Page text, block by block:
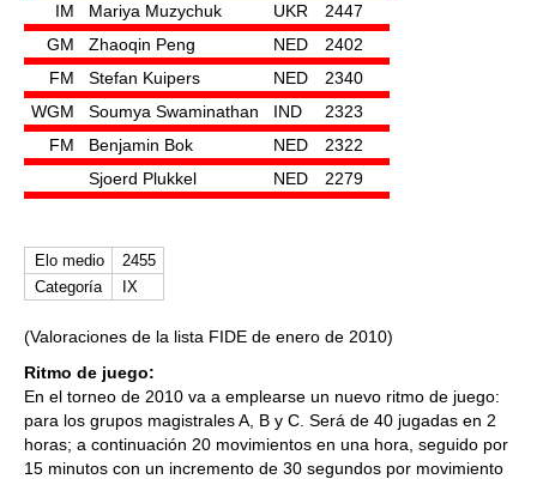
IM
Mariya Muzychuk UKR
2447
GM
Zhaoqin Peng NED
2402
FM
Stefan Kuipers NED
2340
WGM
Soumya Swaminathan IND
2323
FM
Benjamin Bok NED
2322
Sjoerd Plukkel
NED 2279
Elo medio
2455
Categoría
IX
(Valoraciones de la lista FIDE de enero de 2010)
Ritmo de juego:
En el torneo de 2010 va a emplearse un nuevo ritmo de juego:
para los grupos magistrales A, B y C. Será de 40 jugadas en 2
horas; a continuación 20 movimientos en una hora, seguido por
15 minutos con un incremento de 30 segundos por movimiento